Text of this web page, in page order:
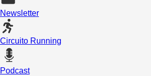
Newsletter
Circuito Running
Podcast